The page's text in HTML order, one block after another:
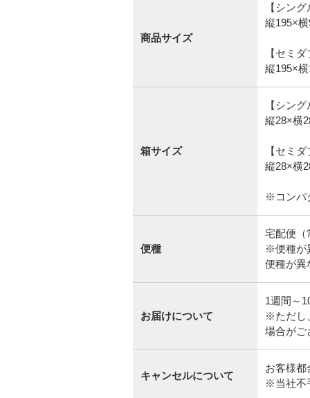
商品サイズ
【シン
縦195×
【セミ
縦195×
箱サイズ
【シン
縦28×横
【セミ
縦28×横
※コンパ
便種
宅配便（
※便種が
便種が異
お届けについて
1週間～
※ただし
場合がご
キャンセルについて
お客様都
※当社不